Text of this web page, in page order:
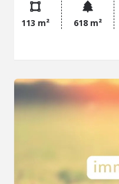
l'étage : couloir, deux
toilette, wc, grenier
terrasse, appentis avec
113 m² 618 m²